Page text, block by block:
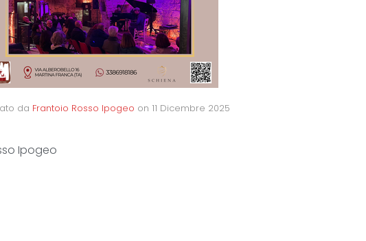
da Frantoio Rosso Ipogeo on 11 Dicembre 2025
Ipogeo